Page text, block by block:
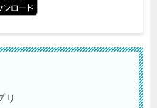
リ